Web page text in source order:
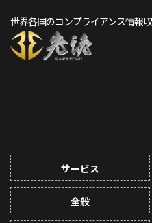
世界各国のコンプライアンス情報
サービス
全般